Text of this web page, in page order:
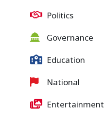
Politics
Governance
Education
National
Entertainment